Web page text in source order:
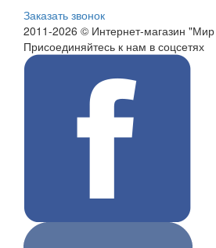
Заказать звонок
2011-2026 © Интернет-магазин
Присоединяйтесь к нам в соцсетях